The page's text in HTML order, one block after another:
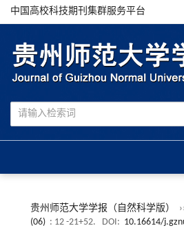
中国高校科技期刊集群服务平台
贵州师范大学学报（自然科学版）
(06) : 12 -21+52. DOI: 10.16614/